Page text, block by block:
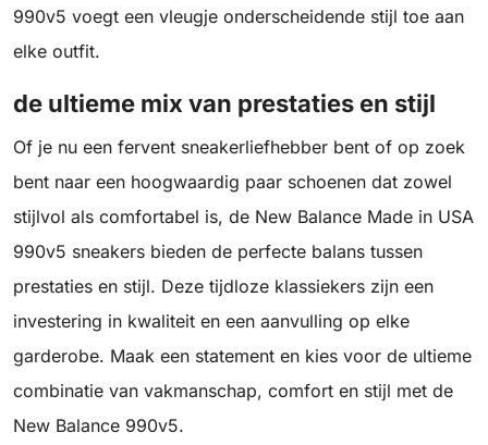
990v5 voegt een vleugje onderscheidende stijl toe aan
elke outfit.
de ultieme mix van prestaties en stijl
Of je nu een fervent sneakerliefhebber bent of op zoek
bent naar een hoogwaardig paar schoenen dat zowel
stijlvol als comfortabel is, de New Balance Made in USA
990v5 sneakers bieden de perfecte balans tussen
prestaties en stijl. Deze tijdloze klassiekers zijn een
investering in kwaliteit en een aanvulling op elke
garderobe. Maak een statement en kies voor de ultieme
combinatie van vakmanschap, comfort en stijl met de
New Balance 990v5.